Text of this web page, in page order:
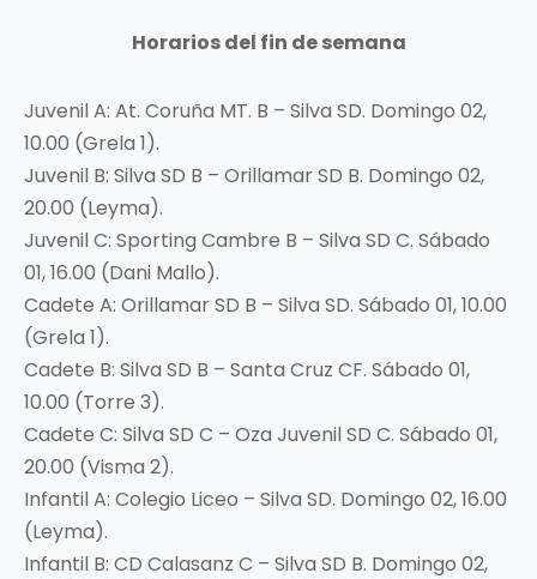
Horarios del fin de semana
Juvenil A: At. Coruña MT. B – Silva SD. Domingo 02,
10.00 (Grela 1).
Juvenil B: Silva SD B – Orillamar SD B. Domingo 02,
20.00 (Leyma).
Juvenil C: Sporting Cambre B – Silva SD C. Sábado
01, 16.00 (Dani Mallo).
Cadete A: Orillamar SD B – Silva SD. Sábado 01, 10.00
(Grela 1).
Cadete B: Silva SD B – Santa Cruz CF. Sábado 01,
10.00 (Torre 3).
Cadete C: Silva SD C – Oza Juvenil SD C. Sábado 01,
20.00 (Visma 2).
Infantil A: Colegio Liceo – Silva SD. Domingo 02, 16.00
(Leyma).
Infantil B: CD Calasanz C – Silva SD B. Domingo 02,